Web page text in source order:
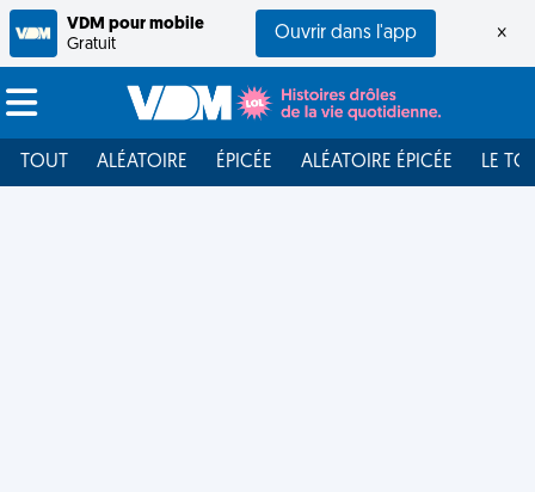
VDM pour mobile
Gratuit
Ouvrir dans l'app ×
TOUT ALÉATOIRE ÉPICÉE ALÉATOIRE ÉPICÉE LE